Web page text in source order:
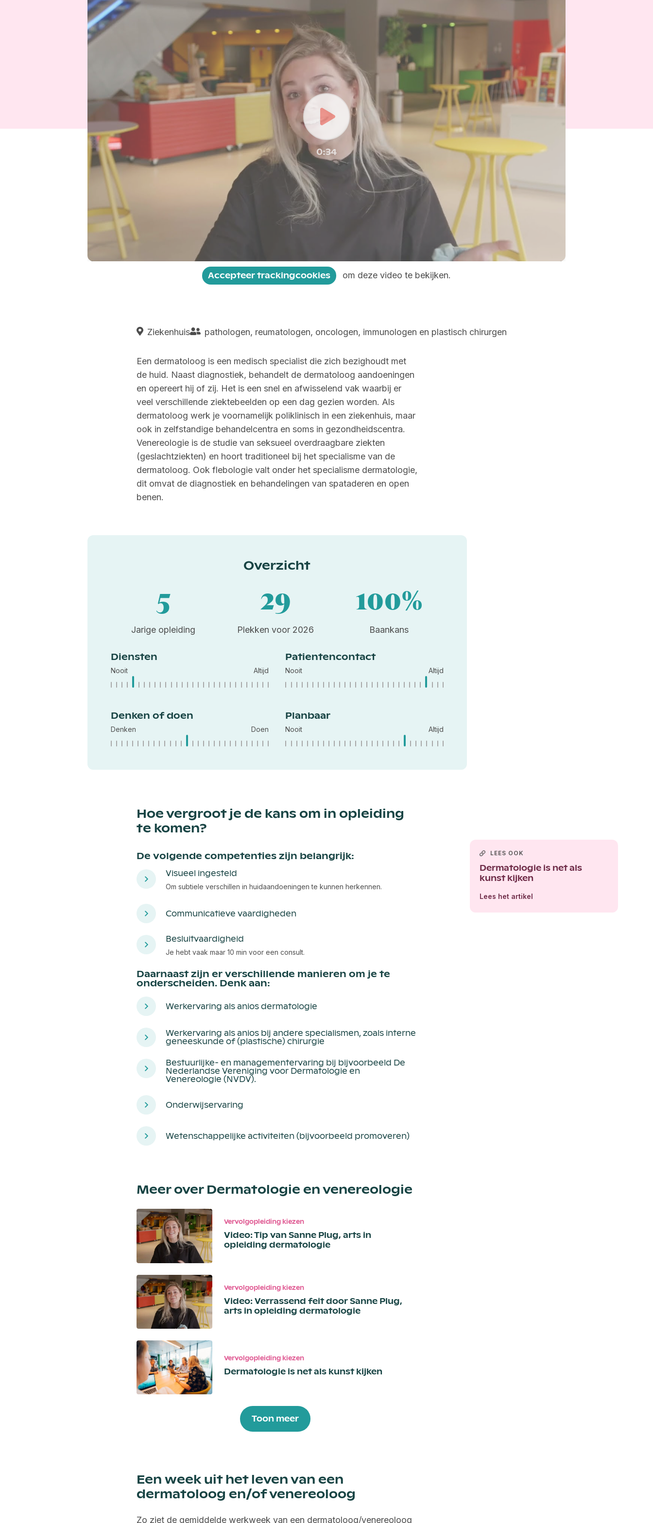
0:34
Play
-00:35
Mute Settings
Enter
Play
Accepteer trackingcookies om deze video te bekijken.
Ziekenhuis pathologen, reumatologen, oncologen, immunologen en plastisch chirurgen
Een dermatoloog is een medisch specialist die zich bezighoudt met
de huid. Naast diagnostiek, behandelt de dermatoloog aandoeningen
en opereert hij of zij. Het is een snel en afwisselend vak waarbij er
veel verschillende ziektebeelden op een dag gezien worden. Als
dermatoloog werk je voornamelijk poliklinisch in een ziekenhuis, maar
ook in zelfstandige behandelcentra en soms in gezondheidscentra.
Venereologie is de studie van seksueel overdraagbare ziekten
(geslachtziekten) en hoort traditioneel bij het specialisme van de
dermatoloog. Ook flebologie valt onder het specialisme dermatologie,
dit omvat de diagnostiek en behandelingen van spataderen en open
benen.
Overzicht
5
Jarige opleiding
29
Plekken voor 2026
100%
Baankans
Diensten
Nooit Altijd
Patientencontact
Nooit Altijd
Denken of doen
Denken Doen
Planbaar
Nooit Altijd
Hoe vergroot je de kans om in opleiding
te komen?
LEES OOK
Dermatologie is net als
kunst kijken
Lees het artikel
De volgende competenties zijn belangrijk:
Visueel ingesteld
Om subtiele verschillen in huidaandoeningen te kunnen herkennen.
Communicatieve vaardigheden
Besluitvaardigheid
Je hebt vaak maar 10 min voor een consult.
Daarnaast zijn er verschillende manieren om je te
onderscheiden. Denk aan:
Werkervaring als anios dermatologie
Werkervaring als anios bij andere specialismen, zoals interne
geneeskunde of (plastische) chirurgie
Bestuurlijke- en managementervaring bij bijvoorbeeld De
Nederlandse Vereniging voor Dermatologie en
Venereologie (NVDV).
Onderwijservaring
Wetenschappelijke activiteiten (bijvoorbeeld promoveren)
Meer over Dermatologie en venereologie
Vervolgopleiding kiezen
Video: Tip van Sanne Plug, arts in
opleiding dermatologie
Vervolgopleiding kiezen
Video: Verrassend feit door Sanne Plug,
arts in opleiding dermatologie
Vervolgopleiding kiezen
Dermatologie is net als kunst kijken
Toon meer
Een week uit het leven van een
dermatoloog en/of venereoloog
Zo ziet de gemiddelde werkweek van een dermatoloog/venereoloog